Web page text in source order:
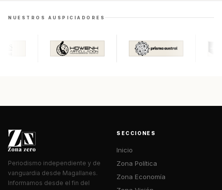
NUESTROS AUSPICIADORES
Periodismo independiente y de
vanguardia desde Magallanes.
Informamos desde el fin del
SECCIONES
Inicio
Zona Política
Zona Economía